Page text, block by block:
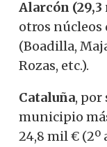
Alarcón
otros núcleos
(Boadilla,
Rozas, etc.).
Cataluña, por
municipio
24,8 mil € (2º